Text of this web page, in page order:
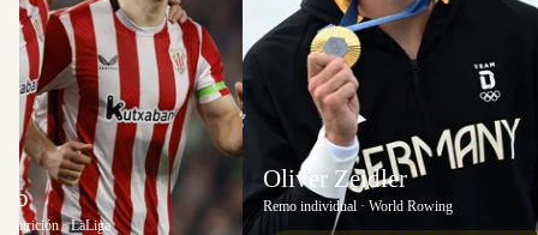
nutrición · LaLiga
Oliver Zeidler
Remo individual · World Rowing